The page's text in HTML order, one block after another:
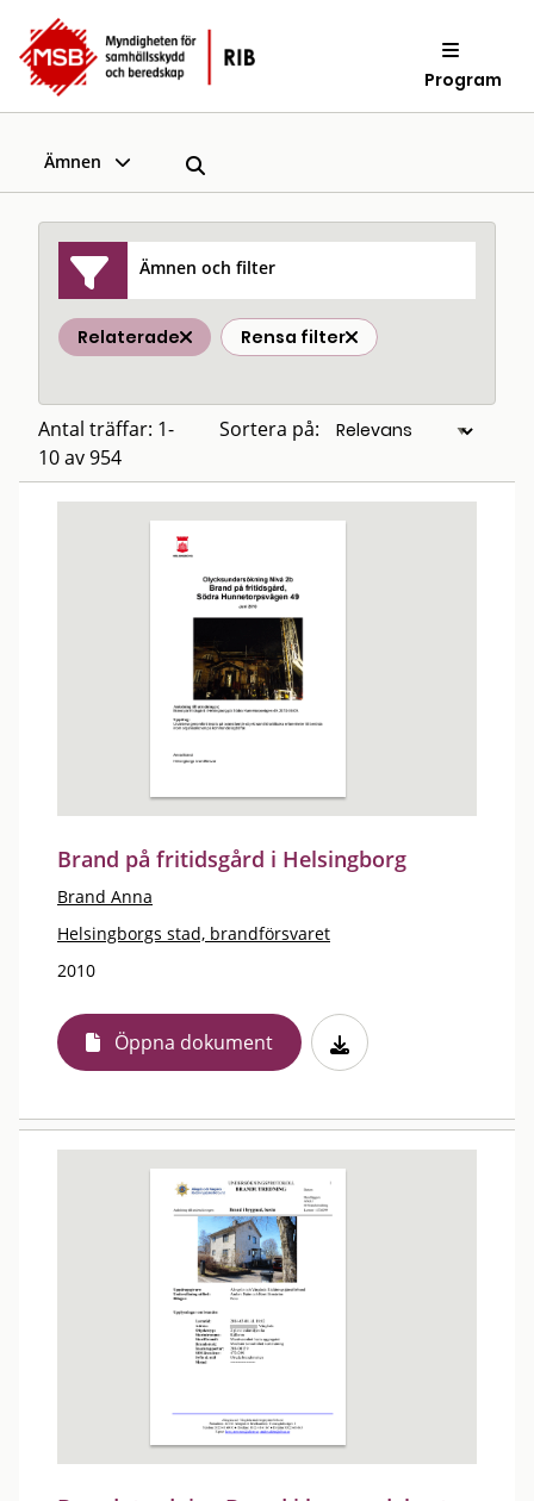
Program
Ämnen
Ämnen och filter
Relaterade Rensa filter
Antal träffar: 1-
10 av 954
Sortera på:
Brand på fritidsgård i Helsingborg
Brand Anna
Helsingborgs stad, brandförsvaret
2010
Öppna dokument